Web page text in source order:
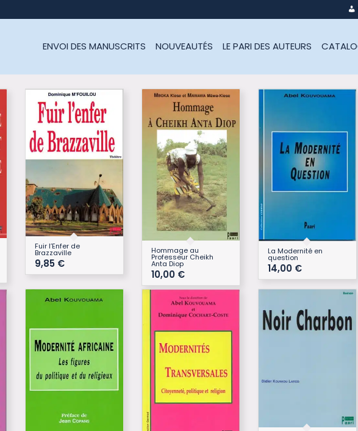
ENVOI DES MANUSCRITS NOUVEAUTÉS LE PARI DES AUTEURS
Fuir l’Enfer de
Brazzaville
9,85 €
Hommage au
Professeur Cheikh
Anta Diop
10,00 €
La Modernité en
question
14,00 €